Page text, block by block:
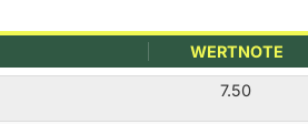
WERTNOTE
7.50